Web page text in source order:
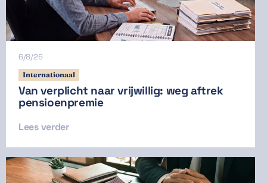
6/8/26
Internationaal
Van verplicht naar vrijwillig: weg aftrek
pensioenpremie
Lees verder